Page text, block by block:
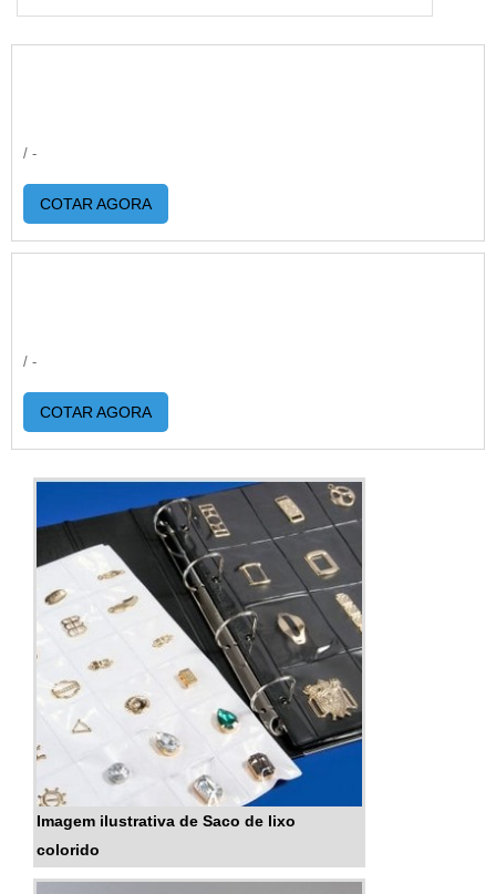
/ -
COTAR AGORA
/ -
COTAR AGORA
Imagem ilustrativa de Saco de lixo
colorido